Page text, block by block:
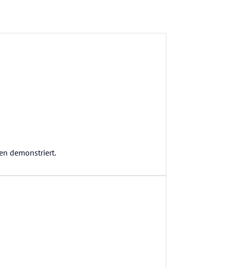
demonstriert.